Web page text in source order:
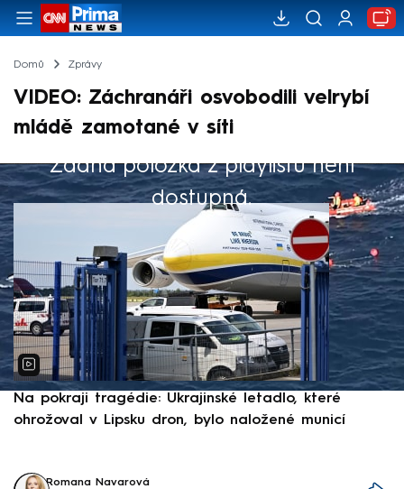
Domů Zprávy
VIDEO: Záchranáři osvobodili velrybí
mládě zamotané v síti
Žádná položka z playlistu není
dostupná.
Výběr redakce
Na pokraji tragédie: Ukrajinské letadlo, které
ohrožoval v Lipsku dron, bylo naložené municí
Romana Navarová